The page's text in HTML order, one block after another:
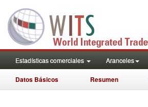
Estadísticas comerciales Aranceles
Datos Básicos Resumen